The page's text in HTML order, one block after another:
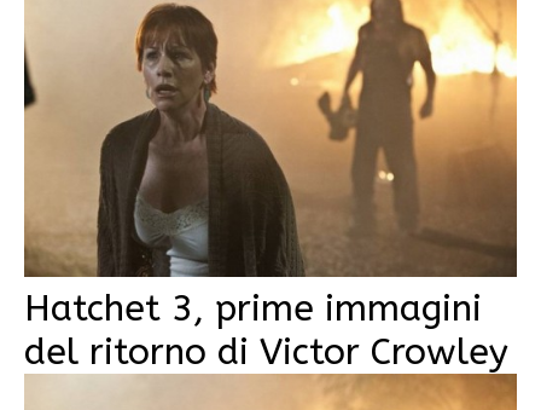
Hatchet 3, prime immagini
del ritorno di Victor Crowley